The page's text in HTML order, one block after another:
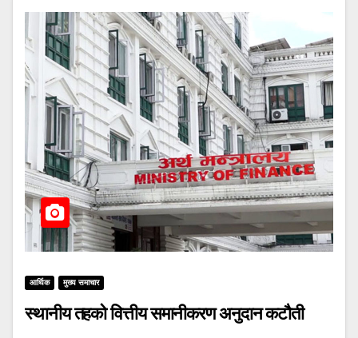
आर्थिक मुख्य समाचार
स्थानीय तहको वित्तीय समानीकरण अनुदान कटौती